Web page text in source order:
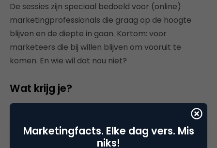
De sessies zijn speciaal bedoeld voor (online)
marketingprofessionals die graag op de hoogte
blijven en de diepte in gaan. Kortom: voor
marketeers die bij willen blijven om vooruit te
komen. En wie wil dat nou niet?
Wat krijg je?
De kosten voor het programma bedragen slechts
€1.745,00 (excl. BTW) voor 14 masterclasses van
een dagdeel elk – nog geen €125 per masterclass
Marketingfacts. Elke dag vers. Mis
niks!